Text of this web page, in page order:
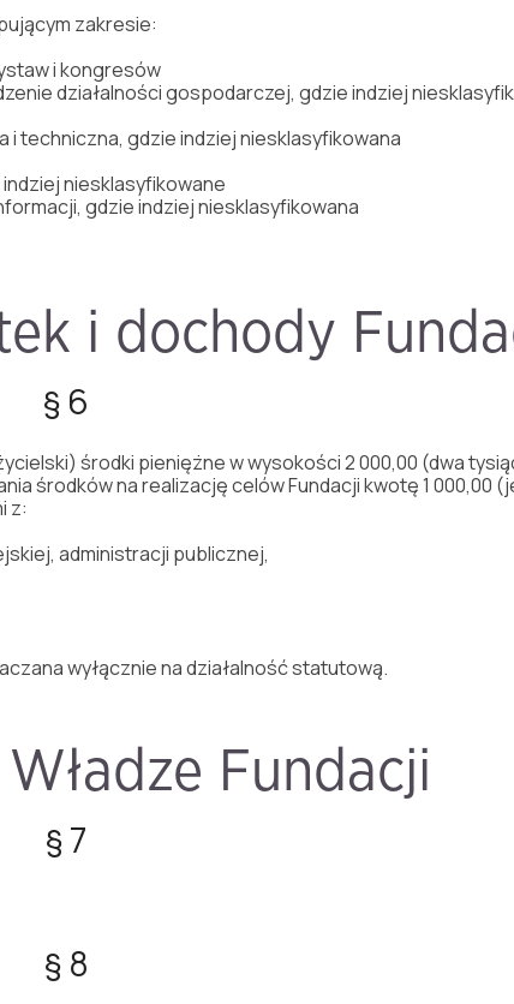
zakresie:
i kongresów
działalności gospodarczej, gdzie indziej
i techniczna, gdzie indziej niesklasyfikowana
niesklasyfikowane
gdzie indziej niesklasyfikowana
i dochody
§ 6
środki pieniężne w wysokości 2 000,00 (dwa
środków na realizację celów Fundacji kwotę 1 000,00
z:
administracji publicznej,
wyłącznie na działalność statutową.
Władze Fundacji
§ 7
§ 8